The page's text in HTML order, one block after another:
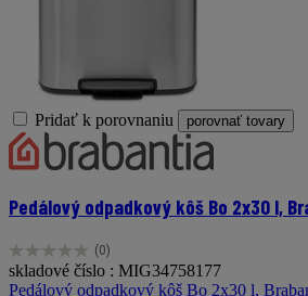
Pridať k porovnaniu porovnať tovary
Pedálový odpadkový kôš Bo 2x30 l,
(0)
0.0
z
skladové číslo : MIG34758177
Pedálový odpadkový kôš Bo 2x30 l,